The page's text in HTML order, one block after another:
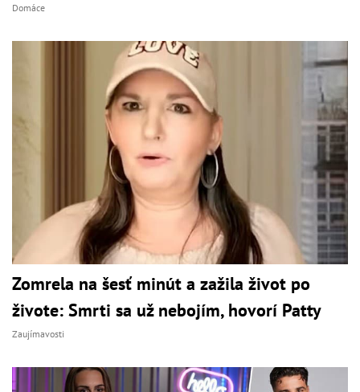
Domáce
Zomrela na šesť minút a zažila život po
živote: Smrti sa už nebojím, hovorí Patty
Zaujímavosti